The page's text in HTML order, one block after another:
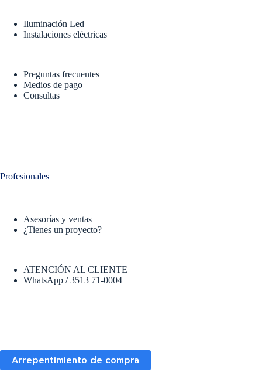
Iluminación Led
Instalaciones eléctricas
Preguntas frecuentes
Medios de pago
Consultas
Profesionales
Asesorías y ventas
¿Tienes un proyecto?
ATENCIÓN AL CLIENTE
WhatsApp / 3513 71-0004
Arrepentimiento de compra